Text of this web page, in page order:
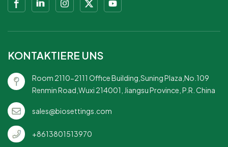
KONTAKTIERE UNS
Room 2110-2111 Office Building,Suning Plaza,No.109
Renmin Road,Wuxi 214001, Jiangsu Province, P.R. China
sales@biosettings.com
+8613801513970